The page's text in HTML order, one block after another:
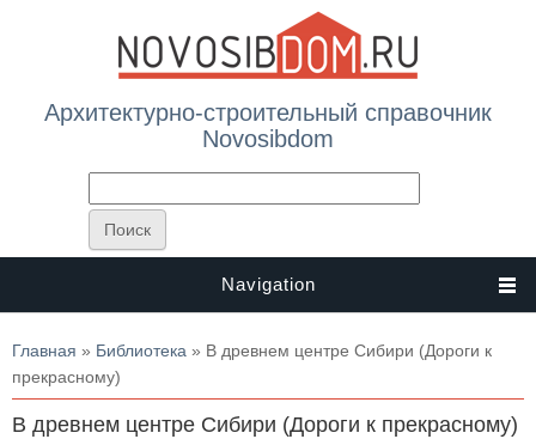
Архитектурно-строительный справочник
Novosibdom
Navigation
Вы здесь
Главная » Библиотека » В древнем центре Сибири (Дороги к
прекрасному)
В древнем центре Сибири (Дороги к прекрасному)